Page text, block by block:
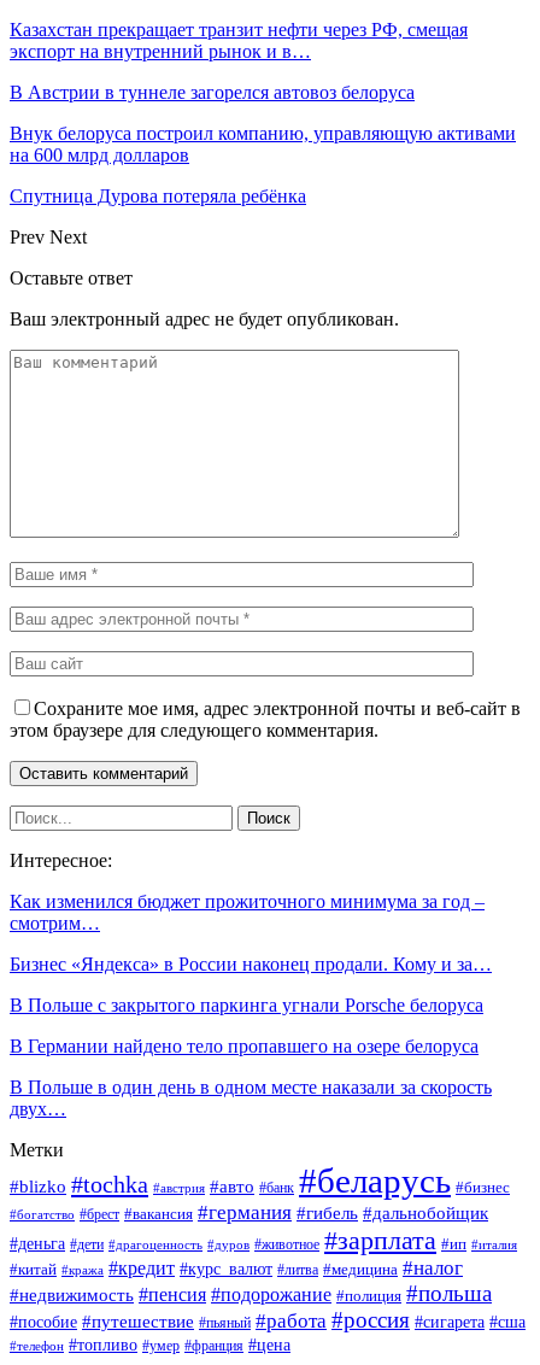
Казахстан прекращает транзит нефти через РФ, смещая
экспорт на внутренний рынок и в…
В Австрии в туннеле загорелся автовоз белоруса
Внук белоруса построил компанию, управляющую активами
на 600 млрд долларов
Спутница Дурова потеряла ребёнка
Prev Next
Оставьте ответ
Ваш электронный адрес не будет опубликован.
Сохраните мое имя, адрес электронной почты и веб-сайт в
этом браузере для следующего комментария.
Интересное:
Как изменился бюджет прожиточного минимума за год –
смотрим…
Бизнес «Яндекса» в России наконец продали. Кому и за…
В Польше с закрытого паркинга угнали Porsche белоруса
В Германии найдено тело пропавшего на озере белоруса
В Польше в один день в одном месте наказали за скорость
двух…
Метки
#blizko #tochka #австрия #авто #банк #беларусь #бизнес
#богатство #брест #вакансия #германия #гибель #дальнобойщик
#деньга #дети #драгоценность #дуров #животное #зарплата #ип #италия
#китай #кража #кредит #курс_валют #литва #медицина #налог
#недвижимость #пенсия #подорожание #полиция #польша
#пособие #путешествие #пьяный #работа #россия #сигарета #сша
#телефон #топливо #умер #франция #цена